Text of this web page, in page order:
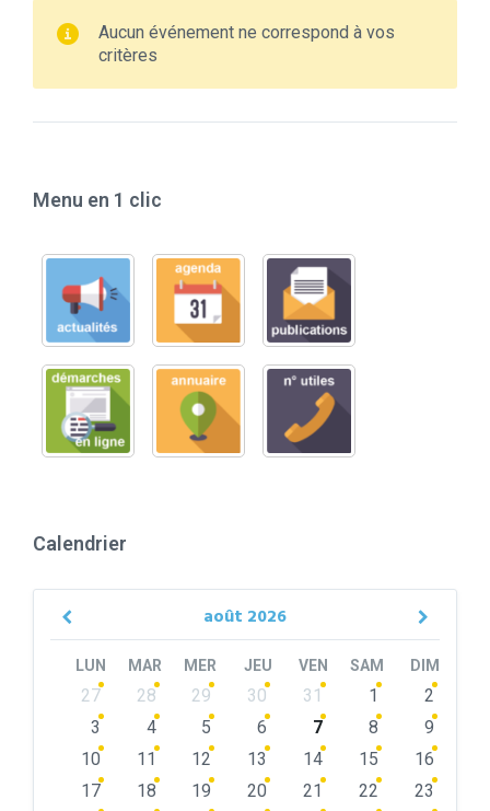
Aucun événement ne correspond à vos
critères
Menu en 1 clic
Calendrier
août 2026
Previous
LUN MAR MER JEU VEN SAM DIM
Skip
calendar
27 28 29 30 31 1
2
3
4 5 6 7 8
9
10
11 12 13 14 15
16
17
18 19 20 21 22
23